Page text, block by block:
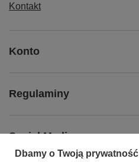
Kontakt
Konto
Regulaminy
Social Media
Dbamy o Twoją prywatność